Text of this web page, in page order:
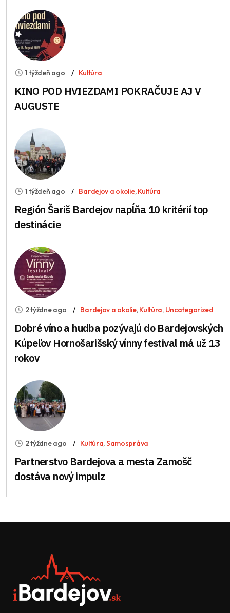
1 týždeň ago Kultúra
KINO POD HVIEZDAMI POKRAČUJE AJ V
AUGUSTE
1 týždeň ago Bardejov a okolie,Kultúra
Región Šariš Bardejov napĺňa 10 kritérií top
destinácie
2 týždne ago Bardejov a okolie,Kultúra, Uncategorized
Dobré víno a hudba pozývajú do Bardejovských
Kúpeľov Hornošarišský vínny festival má už 13
rokov
2 týždne ago Kultúra,Samospráva
Partnerstvo Bardejova a mesta Zamošč
dostáva nový impulz